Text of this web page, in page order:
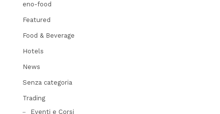
eno-food
Featured
Food & Beverage
Hotels
News
Senza categoria
Trading
Eventi e Corsi